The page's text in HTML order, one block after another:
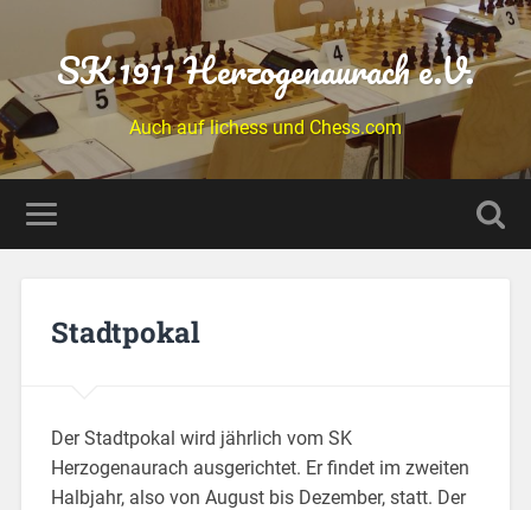
SK 1911 Herzogenaurach e.V.
Auch auf lichess und Chess.com
Stadtpokal
Der Stadtpokal wird jährlich vom SK
Herzogenaurach ausgerichtet. Er findet im zweiten
Halbjahr, also von August bis Dezember, statt. Der